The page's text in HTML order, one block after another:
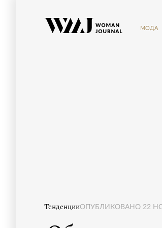
МОДА
ТенденцииОПУБЛИКОВАНО 22